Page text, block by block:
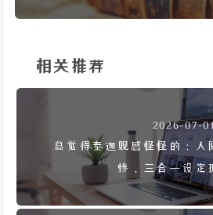
相关推荐
2026-07-
总觉得泰迦观感怪怪的：人
惨，三合一设定